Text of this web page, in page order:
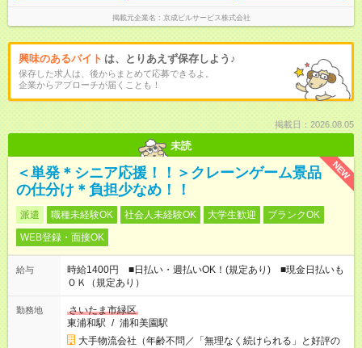
掲載元企業名 京成ビルサービス株式会社
興味のあるバイト は、とりあえず保存しよう♪
保存した求人は、後からまとめて応募できるよ。
企業からアプローチが届くことも！
掲載日：2026.08.05
未読
NEW
＜単発＊シニア応援！！＞クレーンゲーム景品
の仕分け＊負担少なめ！！
派遣 職種未経験OK 社会人未経験OK 大学生歓迎
ブランクOK
WEB登録・面接OK
給与
時給1400円 ■日払い・週払いOK！(規定あり) ■現金日払いも
ＯＫ（規定あり）
勤務地
さいたま市緑区
東浦和駅 / 浦和美園駅
大手物流会社（年齢不問／「無理なく続けられる」と好評の